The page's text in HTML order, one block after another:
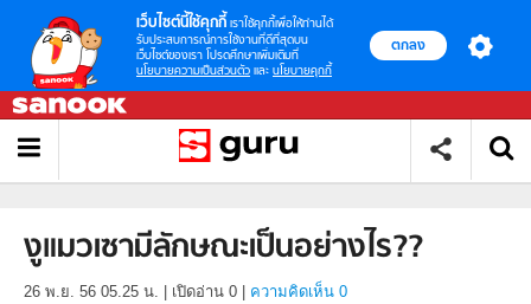
เว็บไซต์นี้ใช้คุกกี้ เราใช้คุกกี้เพื่อให้ท่านได้
รับประสบการณ์การใช้งานที่ดีที่สุดบน
เว็บไซต์ของเรา โปรดศึกษาเพิ่มเติมที่
นโยบายความเป็นส่วนตัว และ นโยบายคุกกี้
ตกลง
งูแมวเซามีลักษณะเป็นอย่างไร??
26 พ.ย. 56 05.25 น. เปิดอ่าน 0 ความคิดเห็น 0